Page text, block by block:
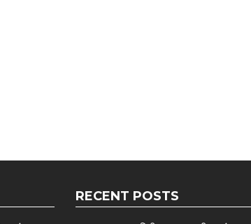
RECENT POSTS